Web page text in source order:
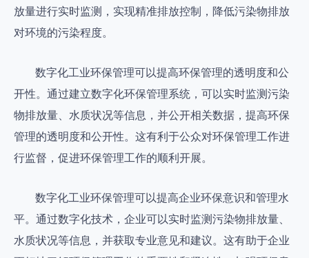
放量进行实时监测，实现精准排放控制，降低污染物排放
对环境的污染程度。
数字化工业环保管理可以提高环保管理的透明度和公
开性。通过建立数字化环保管理系统，可以实时监测污染
物排放量、水质状况等信息，并公开相关数据，提高环保
管理的透明度和公开性。这有利于公众对环保管理工作进
行监督，促进环保管理工作的顺利开展。
数字化工业环保管理可以提高企业环保意识和管理水
平。通过数字化技术，企业可以实时监测污染物排放量、
水质状况等信息，并获取专业意见和建议。这有助于企业